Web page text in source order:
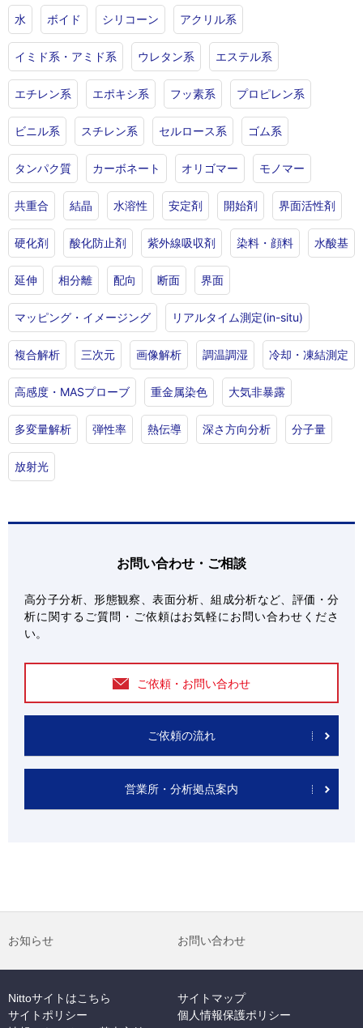
水 ボイド シリコーン アクリル系
イミド系・アミド系 ウレタン系 エステル系
エチレン系 エポキシ系 フッ素系 プロピレン系
ビニル系 スチレン系 セルロース系 ゴム系
タンパク質 カーボネート オリゴマー モノマー
共重合 結晶 水溶性 安定剤 開始剤 界面活性剤
硬化剤 酸化防止剤 紫外線吸収剤 染料・顔料 水酸基
延伸 相分離 配向 断面 界面
マッピング・イメージング リアルタイム測定(in-situ)
複合解析 三次元 画像解析 調温調湿 冷却・凍結測定
高感度・MASプローブ 重金属染色 大気非暴露
多変量解析 弾性率 熱伝導 深さ方向分析 分子量
放射光
お問い合わせ・ご相談
高分子分析、形態観察、表面分析、組成分析など、評価・分
析に関するご質問・ご依頼はお気軽にお問い合わせくださ
い。
ご依頼・お問い合わせ
ご依頼の流れ
営業所・分析拠点案内
お知らせ お問い合わせ
Nittoサイトはこちら
サイトマップ
サイトポリシー
個人情報保護ポリシー